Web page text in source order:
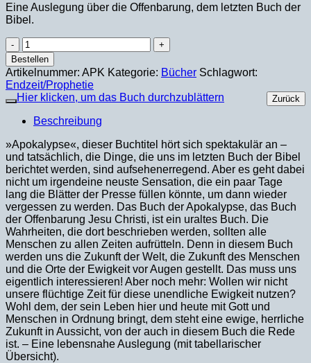
Eine Auslegung über die Offenbarung, dem letzten Buch der
Bibel.
Apokalypse
–
Das
letzte
Buch
der
Bibel
Menge
Bestellen
Artikelnummer: APK Kategorie: Bücher Schlagwort:
Endzeit/Prophetie
Zurück
Hier klicken, um das Buch durchzublättern
Beschreibung
»Apokalypse«, dieser Buchtitel hört sich spektakulär an –
und tatsächlich, die Dinge, die uns im letzten Buch der Bibel
berichtet werden, sind aufsehenerregend. Aber es geht dabei
nicht um irgendeine neuste Sensation, die ein paar Tage
lang die Blätter der Presse füllen könnte, um dann wieder
vergessen zu werden. Das Buch der Apokalypse, das Buch
der Offenbarung Jesu Christi, ist ein uraltes Buch. Die
Wahrheiten, die dort beschrieben werden, sollten alle
Menschen zu allen Zeiten aufrütteln. Denn in diesem Buch
werden uns die Zukunft der Welt, die Zukunft des Menschen
und die Orte der Ewigkeit vor Augen gestellt. Das muss uns
eigentlich interessieren! Aber noch mehr: Wollen wir nicht
unsere flüchtige Zeit für diese unendliche Ewigkeit nutzen?
Wohl dem, der sein Leben hier und heute mit Gott und
Menschen in Ordnung bringt, dem steht eine ewige, herrliche
Zukunft in Aussicht, von der auch in diesem Buch die Rede
ist. – Eine lebensnahe Auslegung (mit tabellarischer
Übersicht).